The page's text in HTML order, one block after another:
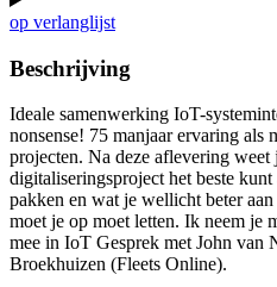
op verlanglijst
Beschrijving
Ideale samenwerking IoT-
nonsense! 75 manjaar ervaring als
projecten. Na deze aflevering weet
digitaliseringsproject het beste
pakken en wat je wellicht beter
moet je op moet letten. Ik neem je
mee in IoT Gesprek met John van
Broekhuizen (Fleets Online).